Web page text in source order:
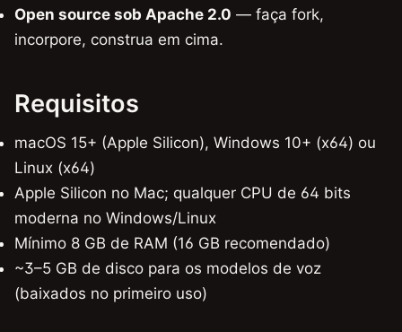
Open source sob Apache 2.0 — faça fork,
incorpore, construa em cima.
Requisitos
macOS 15+ (Apple Silicon), Windows 10+ (x64) ou
Linux (x64)
Apple Silicon no Mac; qualquer CPU de 64 bits
moderna no Windows/Linux
Mínimo 8 GB de RAM (16 GB recomendado)
~3–5 GB de disco para os modelos de voz
(baixados no primeiro uso)